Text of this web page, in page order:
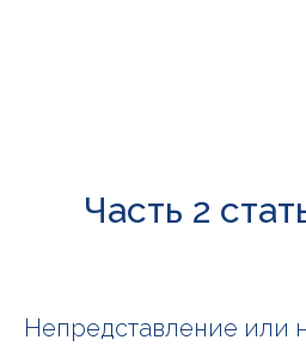
Часть 2
Непредставление или